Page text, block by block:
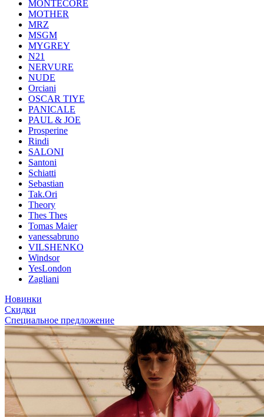
MONTECORE
MOTHER
MRZ
MSGM
MYGREY
N21
NERVURE
NUDE
Orciani
OSCAR TIYE
PANICALE
PAUL & JOE
Prosperine
Rindi
SALONI
Santoni
Schiatti
Sebastian
Tak.Ori
Theory
Thes Thes
Tomas Maier
vanessabruno
VILSHENKO
Windsor
YesLondon
Zagliani
Новинки
Скидки
Специальное предложение